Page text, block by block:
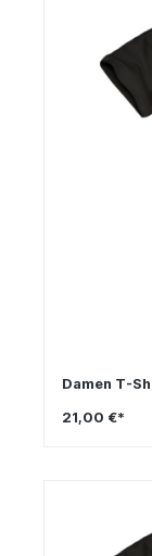
Damen T-
21,00 €*